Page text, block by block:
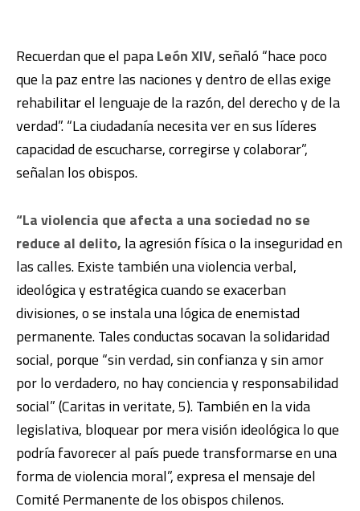
Recuerdan que el papaLeón XIV, señaló “hace poco
que la paz entre las naciones y dentro de ellas exige
rehabilitar el lenguaje de la razón, del derecho y de la
verdad”. “La ciudadanía necesita ver en sus líderes
capacidad de escucharse, corregirse y colaborar”,
señalan los obispos.
“La violencia que afecta a una sociedad no se
reduce al delito, la agresión física o la inseguridad en
las calles. Existe también una violencia verbal,
ideológica y estratégica cuando se exacerban
divisiones, o se instala una lógica de enemistad
permanente. Tales conductas socavan la solidaridad
social, porque “sin verdad, sin confianza y sin amor
por lo verdadero, no hay conciencia y responsabilidad
social” (Caritas in veritate, 5). También en la vida
legislativa, bloquear por mera visión ideológica lo que
podría favorecer al país puede transformarse en una
forma de violencia moral”, expresa el mensaje del
Comité Permanente de los obispos chilenos.